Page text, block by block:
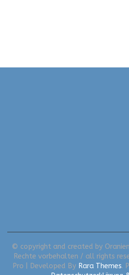
© copyright and created by
Rechte vorbehalten / all rights
Pro | Developed By Rara Themes.